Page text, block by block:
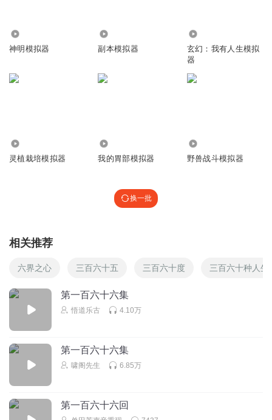
神明模拟器 副本模拟器
玄幻：我有人生模拟
器
灵植栽培模拟器 我的胃部模拟器 野兽战斗模拟器
换一批
相关推荐
六界之心 三百六十五 三百六十度 三百六十种人生
第一百六十六集
悟道乐古 4.10万
第一百六十六集
啸阁先生 6.85万
第一百六十六回